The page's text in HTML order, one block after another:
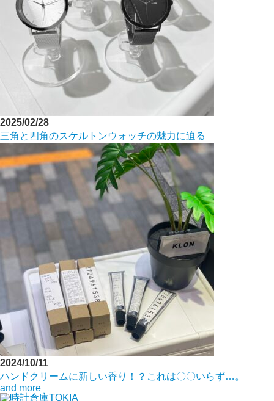
2025/02/28
三角と四角のスケルトンウォッチの魅力に迫る
2024/10/11
ハンドクリームに新しい香り！？これは〇〇いらず…。
and more